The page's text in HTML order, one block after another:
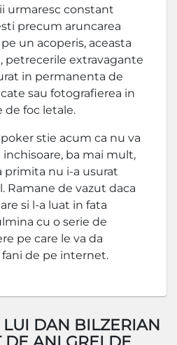
urmaresc constant
precum aruncarea
un acoperis, aceasta
petrecerile extravagante
in permanenta de
sau fotografierea in
de foc letale.
stie acum ca nu va
ba mai mult,
primita nu i-a usurat
Ramane de vazut daca
si l-a luat in fata
cu o serie de
pe care le va da
de pe internet.
LUI DAN BILZERIAN